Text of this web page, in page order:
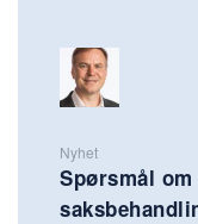
Nyhet
Spørsmål